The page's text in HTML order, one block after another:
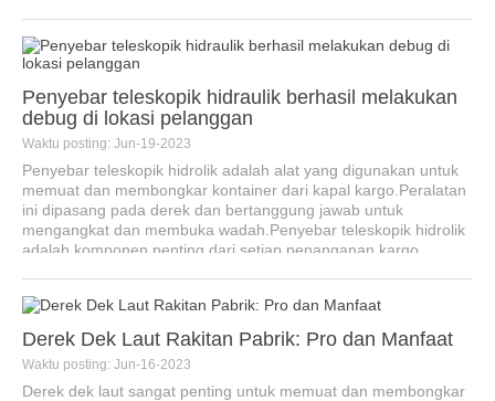
Penyebar teleskopik hidraulik berhasil melakukan
debug di lokasi pelanggan
Waktu posting: Jun-19-2023
Penyebar teleskopik hidrolik adalah alat yang digunakan untuk
memuat dan membongkar kontainer dari kapal kargo.Peralatan
ini dipasang pada derek dan bertanggung jawab untuk
mengangkat dan membuka wadah.Penyebar teleskopik hidrolik
adalah komponen penting dari setiap penanganan kargo ...
Derek Dek Laut Rakitan Pabrik: Pro dan Manfaat
Waktu posting: Jun-16-2023
Derek dek laut sangat penting untuk memuat dan membongkar